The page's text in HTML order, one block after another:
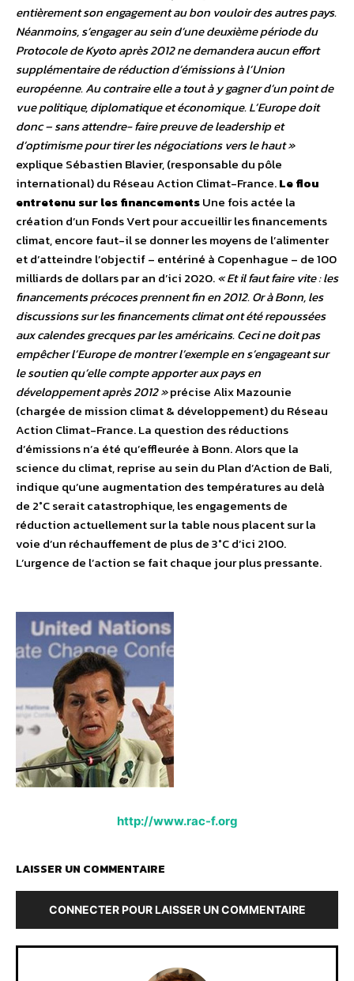
entièrement son engagement au bon vouloir des autres pays.
Néanmoins, s’engager au sein d’une deuxième période du
Protocole de Kyoto après 2012 ne demandera aucun effort
supplémentaire de réduction d’émissions à l’Union
européenne. Au contraire elle a tout à y gagner d’un point de
vue politique, diplomatique et économique. L’Europe doit
donc – sans attendre- faire preuve de leadership et
d’optimisme pour tirer les négociations vers le haut »
explique Sébastien Blavier, (responsable du pôle
international) du Réseau Action Climat-France.Le flou
entretenu sur les financementsUne fois actée la
création d’un Fonds Vert pour accueillir les financements
climat, encore faut-il se donner les moyens de l’alimenter
et d’atteindre l’objectif – entériné à Copenhague – de 100
milliards de dollars par an d’ici 2020.« Et il faut faire vite : les
financements précoces prennent fin en 2012. Or à Bonn, les
discussions sur les financements climat ont été repoussées
aux calendes grecques par les américains. Ceci ne doit pas
empêcher l’Europe de montrer l’exemple en s’engageant sur
le soutien qu’elle compte apporter aux pays en
développement après 2012 »précise Alix Mazounie
(chargée de mission climat & développement) du Réseau
Action Climat-France. La question des réductions
d’émissions n’a été qu’effleurée à Bonn. Alors que la
science du climat, reprise au sein du Plan d’Action de Bali,
indique qu’une augmentation des températures au delà
de 2°C serait catastrophique, les engagements de
réduction actuellement sur la table nous placent sur la
voie d’un réchauffement de plus de 3°C d’ici 2100.
L’urgence de l’action se fait chaque jour plus pressante.
http://www.rac-f.org
LAISSER UN COMMENTAIRE
CONNECTER POUR LAISSER UN COMMENTAIRE